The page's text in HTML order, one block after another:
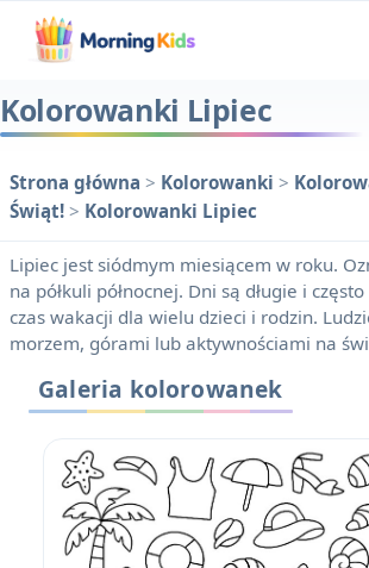
Kolorowanki Lipiec
Strona główna > Kolorowanki >
Świąt! > Kolorowanki Lipiec
Lipiec jest siódmym miesiącem w roku.
na półkuli północnej. Dni są długie i
czas wakacji dla wielu dzieci i rodzin.
morzem, górami lub aktywnościami na
Galeria kolorowanek